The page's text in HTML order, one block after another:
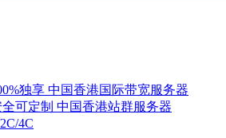
独享 中国香港国际带宽服务器
可定制 中国香港站群服务器
4C